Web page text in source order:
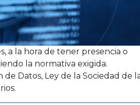
a la hora de tener presencia o
la normativa exigida.
Datos, Ley de la Sociedad de